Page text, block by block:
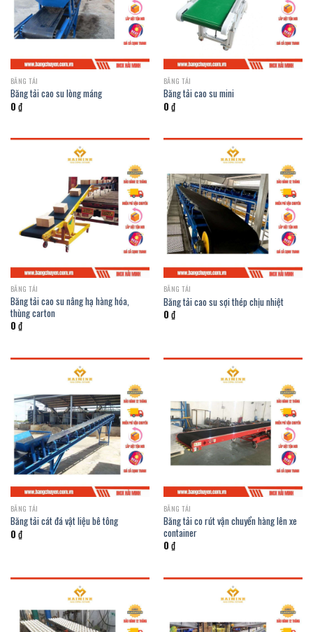
BĂNG TẢI
Băng tải cao su lòng máng
0 ₫
BĂNG TẢI
Băng tải cao su mini
0 ₫
BĂNG TẢI
Băng tải cao su nâng hạ hàng hóa,
thùng carton
0 ₫
BĂNG TẢI
Băng tải cao su sợi thép chịu nhiệt
0 ₫
BĂNG TẢI
Băng tải cát đá vật liệu bê tông
0 ₫
BĂNG TẢI
Băng tải co rút vận chuyển hàng lên xe
container
0 ₫